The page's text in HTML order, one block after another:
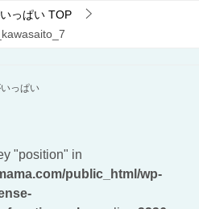
っぱい TOP
っぱい
"position" in
public_html/wp-